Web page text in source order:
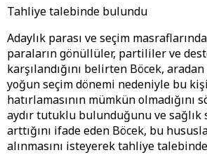
Tahliye talebinde bulundu
Adaylık parası ve seçim
paraların gönüllüler, partililer ve
karşılandığını belirten Böcek,
yoğun seçim dönemi nedeniyle bu
hatırlamasının mümkün olmadığını
aydır tutuklu bulunduğunu ve sağlık
arttığını ifade eden Böcek, bu
alınmasını isteyerek tahliye